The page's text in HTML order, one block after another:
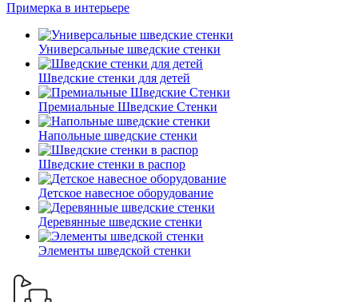
Примерка в интерьере
Универсальные шведские стенки
Шведские стенки для детей
Премиальные Шведские Стенки
Напольные шведские стенки
Шведские стенки в распор
Детское навесное оборудование
Деревянные шведские стенки
Элементы шведской стенки